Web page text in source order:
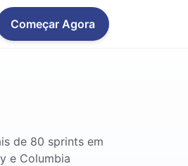
Começar Agora
de 80 sprints em
e Columbia